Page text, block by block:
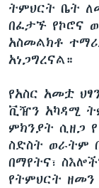
ትምህርት ቤት
በፈታኙ የኮሮና
አስመልክቶ
አነጋግረናል።
የአስር አመቷ
ቪዥን አካዳሚ
ምክንያት ሲዘጋ
ስድስት ወራትም
በማየትና፣
የትምህርት